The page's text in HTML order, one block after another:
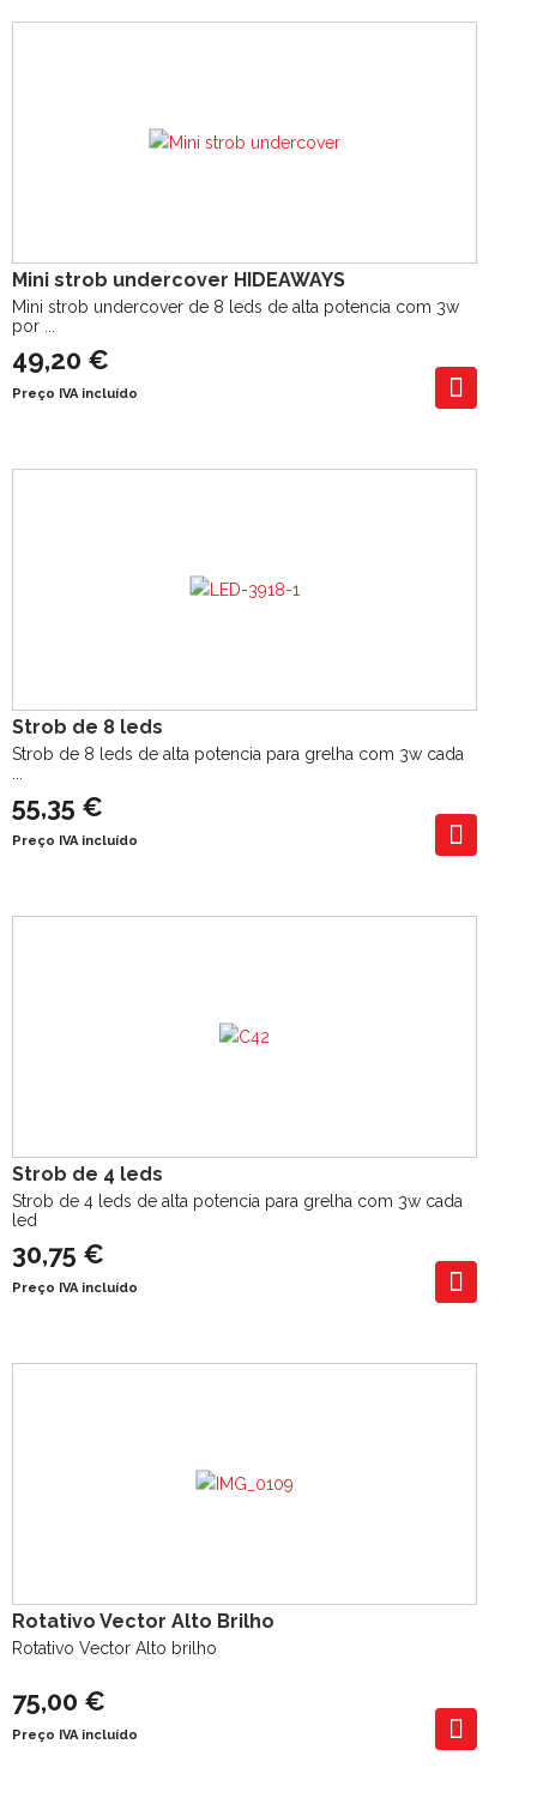
Mini strob undercover HIDEAWAYS
Mini strob undercover de 8 leds de alta potencia com 3w
por ...
49,20 €
Preço IVA incluído
Strob de 8 leds
Strob de 8 leds de alta potencia para grelha com 3w cada
...
55,35 €
Preço IVA incluído
Strob de 4 leds
Strob de 4 leds de alta potencia para grelha com 3w cada
led
30,75 €
Preço IVA incluído
Rotativo Vector Alto Brilho
Rotativo Vector Alto brilho
75,00 €
Preço IVA incluído